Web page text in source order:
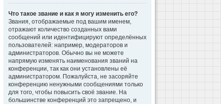
Что такое звание и как я могу изменить его?
Звания, отображаемые под вашим именем,
отражают количество созданных вами
сообщений или идентифицируют определённых
пользователей: например, модераторов и
администраторов. Обычно вы не можете
напрямую изменять наименования званий на
конференции, так как они установлены её
администратором. Пожалуйста, не засоряйте
конференцию ненужными сообщениями только
для того, чтобы повысить своё звание. На
большинстве конференций это запрещено, и